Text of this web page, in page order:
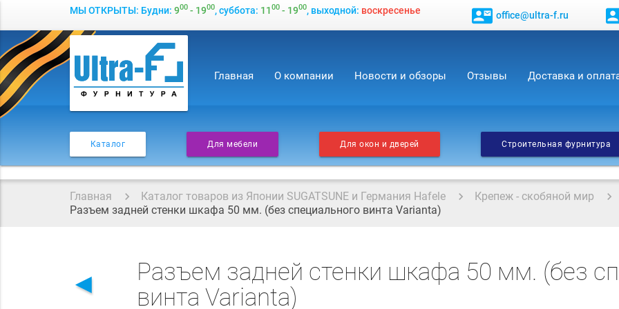
МЫ ОТКРЫТЫ: Будни: 900- 1900, суббота: 1100- 1900, выходной: воскресенье contact_mail office@ultra-f.ru
Главная О компании Новости и обзоры Отзывы Доставка и
Каталог Для мебели Для окон и дверей Строительная фурнитура
Главная Каталог товаров из Японии SUGATSUNE и Германия Hafele Крепеж - скобяной мир
Разъем задней стенки шкафа 50 мм. (без специального винта Varianta)
◄
Разъем задней стенки шкафа 50 мм. (без
винта Varianta)